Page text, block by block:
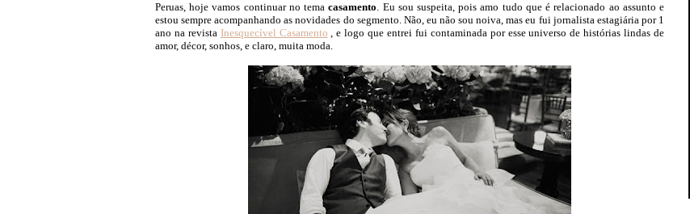
Peruas, hoje vamos continuar no temacasamento. Eu sou suspeita, pois amo tudo que é relacionado ao assunto e
estou sempre acompanhando as novidades do segmento. Não, eu não sou noiva, mas eu fui jornalista estagiária por 1
ano na revista Inesquecível Casamento , e logo que entrei fui contaminada por esse universo de histórias lindas de
amor, décor, sonhos, e claro, muita moda.